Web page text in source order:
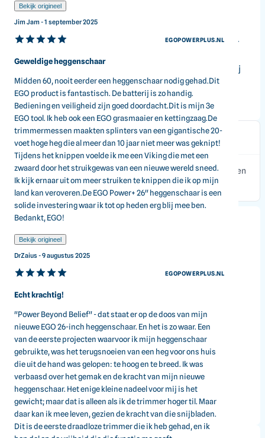
Specificaties
Batterijpoort
Enkele poort
Bladbehandeling
Lasergesneden
Dubbele werking
Ja
Bladpuntbeschermer
Ja
Draaibare hoofdhandgreep
Ja
Snelheidsselectie
Nee
Trigger voor voorste handgreep
Ja
Onderhoudsvrij
Meer specificaties
Gebruiksgemak en veiligheid
De draaibare handgreep en dubbele veiligheidsschakelaar
zorgen voor een prettige en veilige gebruikerservaring. De
mespuntbescherming voorkomt schade aan de messen bij
het raken van hekwerk of muren.
Hoe lang is het blad van de heggenschaar?
De bladlengte van de heggenschaar is 66 cm, waardoor u een
groot oppervlak in één keer kunt snoeien.
Bekijk origineel
Jim Jam - 1 september 2025
EGOPOWERPLUS.NL
Geweldige heggenschaar
Midden 60, nooit eerder een heggenschaar nodig gehad.Dit
EGO product is fantastisch. De batterij is zo handig.
Bediening en veiligheid zijn goed doordacht.Dit is mijn 3e
EGO tool. Ik heb ook een EGO grasmaaier en kettingzaag.De
trimmermessen maakten splinters van een gigantische 20-
voet hoge heg die al meer dan 10 jaar niet meer was geknipt!
Tijdens het knippen voelde ik me een Viking die met een
zwaard door het struikgewas van een nieuwe wereld sneed.
Ik kijk ernaar uit om meer struiken te knippen die ik op mijn
land kan veroveren.De EGO Power+ 26" heggenschaar is een
solide investering waar ik tot op heden erg blij mee ben.
Bedankt, EGO!
Bekijk origineel
DrZaius - 9 augustus 2025
EGOPOWERPLUS.NL
Echt krachtig!
"Power Beyond Belief" - dat staat er op de doos van mijn
nieuwe EGO 26-inch heggenschaar. En het is zo waar. Een
van de eerste projecten waarvoor ik mijn heggenschaar
gebruikte, was het terugsnoeien van een heg voor ons huis
die uit de hand was gelopen: te hoog en te breed. Ik was
verbaasd over het gemak en de kracht van mijn nieuwe
heggenschaar. Het enige kleine nadeel voor mij is het
gewicht; maar dat is alleen als ik de trimmer hoger til. Maar
daar kan ik mee leven, gezien de kracht van die snijbladen.
Dit is de eerste draadloze trimmer die ik heb gehad, en ik